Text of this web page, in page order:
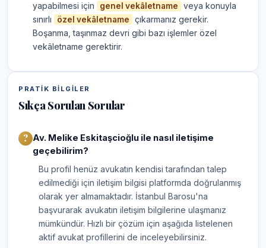
yapabilmesi için
genel vekâletname
veya konuyla
sınırlı
özel vekâletname
çıkarmanız gerekir.
Boşanma, taşınmaz devri gibi bazı işlemler özel
vekâletname gerektirir.
PRATIK BILGILER
Sıkça Sorulan Sorular
Av. Melike Eskitaşcioğlu ile nasıl iletişime
geçebilirim?
Bu profil henüz avukatın kendisi tarafından talep
edilmediği için iletişim bilgisi platformda doğrulanmış
olarak yer almamaktadır. İstanbul Barosu'na
başvurarak avukatın iletişim bilgilerine ulaşmanız
mümkündür. Hızlı bir çözüm için aşağıda listelenen
aktif avukat profillerini de inceleyebilirsiniz.